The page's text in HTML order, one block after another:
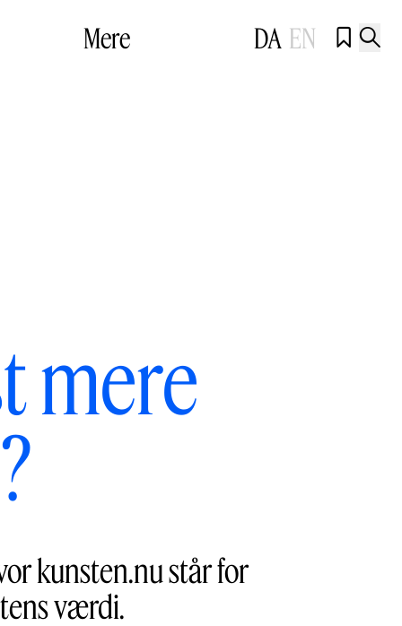
Mere DA EN  
mere
kunsten.nu står for
værdi.